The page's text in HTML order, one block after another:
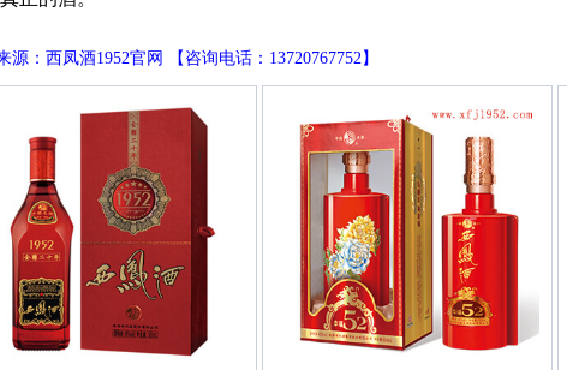
源：西凤酒1952官网 【咨询电话：13720767752】